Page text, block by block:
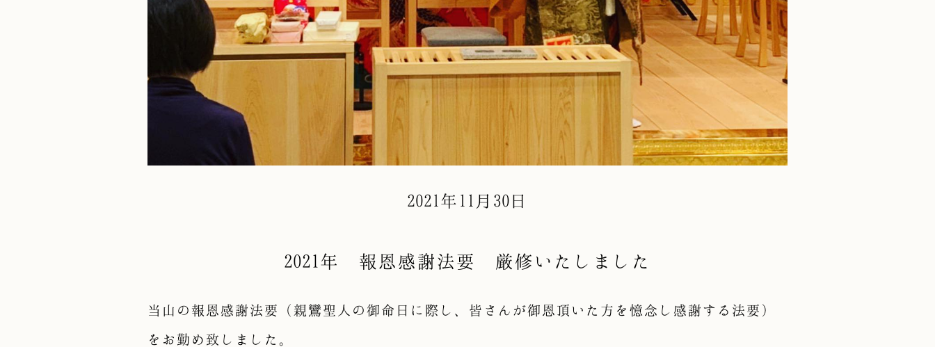
2021年11月30日
2021年 報恩感謝法要 厳修いたしました
当山の報恩感謝法要（親鸞聖人の御命日に際し、皆さんが御恩頂いた方を憶念し感謝する法要）
をお勤め致しました。